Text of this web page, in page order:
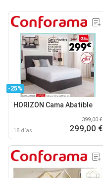
-25%
HORIZON Cama Abatible
18 días
399,00 €
299,00 €